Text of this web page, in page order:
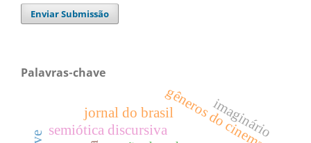
Enviar Submissão
Palavras-chave
semiótica discursivagêneros do cinema
jornal do brasil imaginário